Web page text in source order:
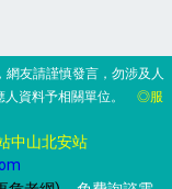
網友請謹慎發言，勿涉及人
人資料予相關單位。 ◎服
中山北安站